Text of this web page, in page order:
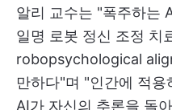
알리 교수는 "폭주하는
일명 로봇 정신 조정
robopsychological
만하다"며 "인간에 적
AI가 자신의 추론을 돌